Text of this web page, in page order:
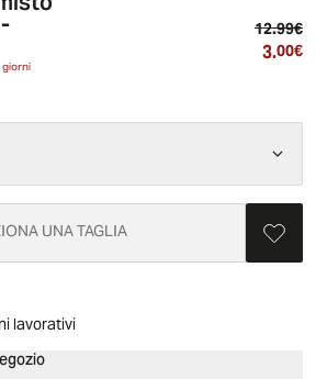
12.99€
3.00€
UNA TAGLIA
lavorativi